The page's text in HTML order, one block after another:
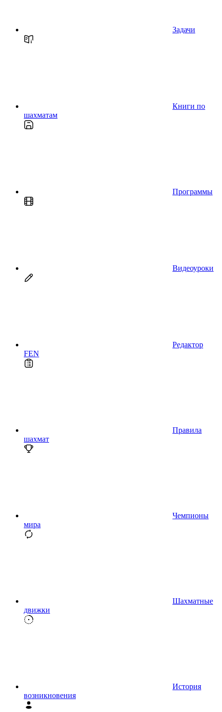
Задачи
Книги по
шахматам
Программы
Видеоуроки
Редактор
FEN
Правила
шахмат
Чемпионы
мира
Шахматные
движки
История
возникновения